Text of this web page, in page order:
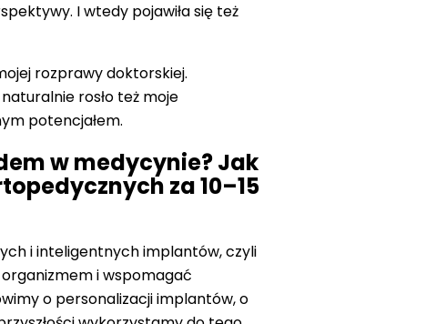
I wtedy pojawiła się też
rozprawy doktorskiej.
rosło też moje
potencjałem.
w medycynie? Jak
za 10–15
i inteligentnych implantów, czyli
i wspomagać
o personalizacji implantów, o